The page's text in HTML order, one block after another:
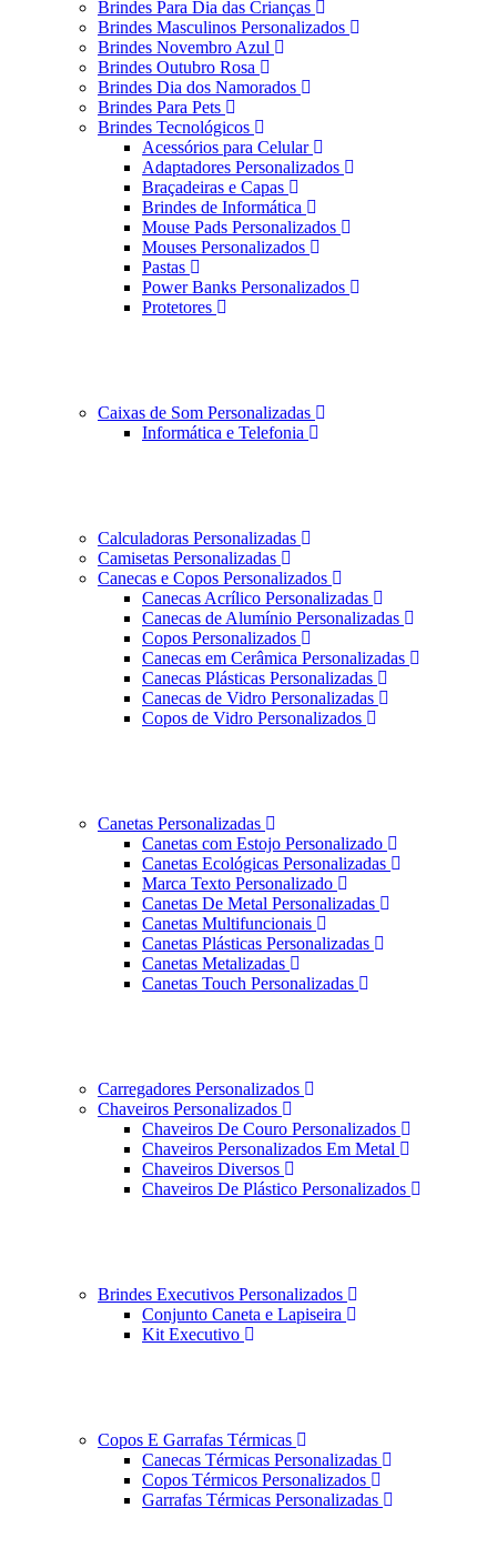
Brindes Para Dia das Crianças
Brindes Masculinos Personalizados
Brindes Novembro Azul
Brindes Outubro Rosa
Brindes Dia dos Namorados
Brindes Para Pets
Brindes Tecnológicos
Acessórios para Celular
Adaptadores Personalizados
Braçadeiras e Capas
Brindes de Informática
Mouse Pads Personalizados
Mouses Personalizados
Pastas
Power Banks Personalizados
Protetores
Caixas de Som Personalizadas
Informática e Telefonia
Calculadoras Personalizadas
Camisetas Personalizadas
Canecas e Copos Personalizados
Canecas Acrílico Personalizadas
Canecas de Alumínio Personalizadas
Copos Personalizados
Canecas em Cerâmica Personalizadas
Canecas Plásticas Personalizadas
Canecas de Vidro Personalizadas
Copos de Vidro Personalizados
Canetas Personalizadas
Canetas com Estojo Personalizado
Canetas Ecológicas Personalizadas
Marca Texto Personalizado
Canetas De Metal Personalizadas
Canetas Multifuncionais
Canetas Plásticas Personalizadas
Canetas Metalizadas
Canetas Touch Personalizadas
Carregadores Personalizados
Chaveiros Personalizados
Chaveiros De Couro Personalizados
Chaveiros Personalizados Em Metal
Chaveiros Diversos
Chaveiros De Plástico Personalizados
Brindes Executivos Personalizados
Conjunto Caneta e Lapiseira
Kit Executivo
Copos E Garrafas Térmicas
Canecas Térmicas Personalizadas
Copos Térmicos Personalizados
Garrafas Térmicas Personalizadas